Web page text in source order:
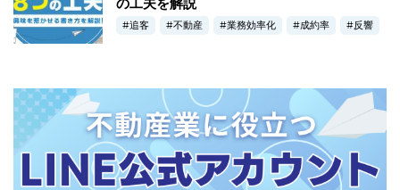
追客 不動産 業務効率化 成約率 反響